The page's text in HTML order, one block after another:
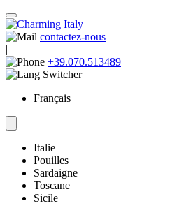
contactez-nous
|
+39.070.513489
Français
Italie
Pouilles
Sardaigne
Toscane
Sicile